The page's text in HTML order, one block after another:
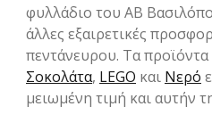
φυλλάδιο του ΑΒ
άλλες εξαιρετικές
πεντάνευρου. Τα προϊόντα
Σοκολάτα, LEGO και Νερό
μειωμένη τιμή και αυτήν